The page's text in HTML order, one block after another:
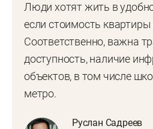
Люди хотят жить в
если стоимость
Соответственно, важна
доступность, наличие
объектов, в том числе
метро.
Руслан Садреев